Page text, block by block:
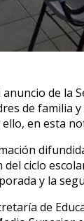
anuncio de
de familia
en esta
ciclo
y la
de